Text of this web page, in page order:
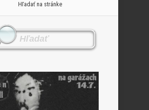
Hľadať na stránke